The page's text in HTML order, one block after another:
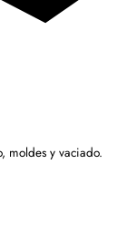
moldes y vaciado.